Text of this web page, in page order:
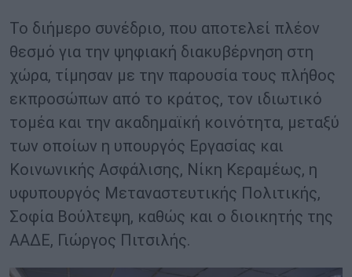
Το διήμερο συνέδριο, που αποτελεί πλέον
θεσμό για την ψηφιακή διακυβέρνηση στη
χώρα, τίμησαν με την παρουσία τους πλήθος
εκπροσώπων από το κράτος, τον ιδιωτικό
τομέα και την ακαδημαϊκή κοινότητα, μεταξύ
των οποίων η υπουργός Εργασίας και
Κοινωνικής Ασφάλισης, Νίκη Κεραμέως, η
υφυπουργός Μεταναστευτικής Πολιτικής,
Σοφία Βούλτεψη, καθώς και ο διοικητής της
ΑΑΔΕ, Γιώργος Πιτσιλής.